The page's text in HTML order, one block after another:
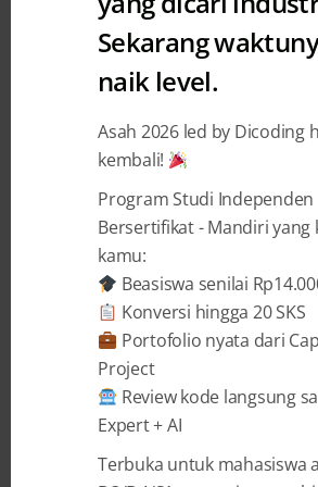
Pengumuman Siswa
Terpilih di Program
Camp powered by
Foundation
Dicoding Indonesia 3
BAGIKAN
DBS Foundation bekerja sama
Dicoding Indonesia telah
Sekarang
naik level.
Asah 2026 led by Dicoding
kembali!
Program Studi Independen
Bersertifikat - Mandiri yang
kamu:
Beasiswa senilai
Konversi hingga 20 SKS
Portofolio nyata dari
Project
Review kode langsung
Expert + AI
Terbuka untuk mahasiswa